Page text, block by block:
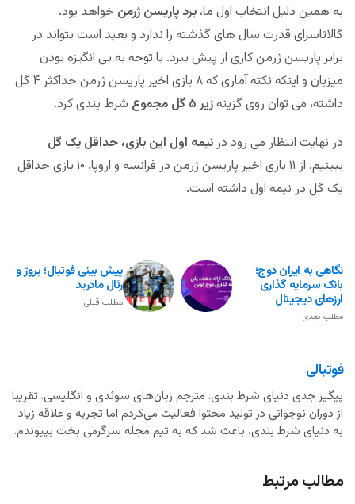
به همین دلیل انتخاب اول ما، برد پاریسن ژرمن خواهد بود.
گالاتاسرای قدرت سال های گذشته را ندارد و بعید است بتواند در
برابر پاریسن ژرمن کاری از پیش ببرد. با توجه به بی انگیزه بودن
میزبان و اینکه نکته آماری که ۸ بازی اخیر پاریسن ژرمن حداکثر ۴ گل
داشته، می توان روی گزینهزیر ۵ گل مجموع
شرط بندی کرد.
در نهایت انتظار می رود درنیمه اول این بازی، حداقل یک گل
ببینیم. از ۱۱ بازی اخیر پاریسن ژرمن در فرانسه و اروپا، ۱۰ بازی حداقل
یک گل در نیمه اول داشته است.
پیش بینی فوتبال؛ بروژ و
رئال مادرید
مطلب قبلی
نگاهی به ایران دوج؛
بانک‌ سرمایه گذاری
ارزهای دیجیتال
مطلب بعدی
فوتبالی
پیگیر جدی دنیای شرط بندی. مترجم زبان‌های سوئدی و انگلیسی. تقریبا
از دوران نوجوانی در تولید محتوا فعالیت می‌کردم اما تجربه و علاقه زیاد
به دنیای شرط بندی، باعث شد که به تیم مجله سرگرمی بخت بپیوندم.
مطالب مرتبط